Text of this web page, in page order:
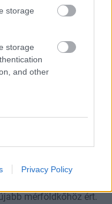
storage
storage
and other
Privacy Policy
mérföldkőhöz ért.